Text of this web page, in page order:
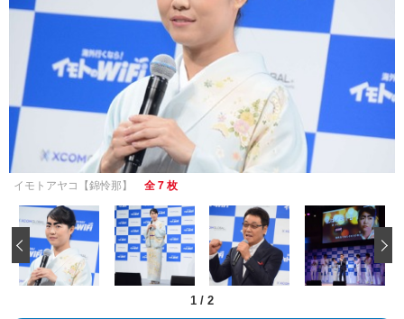
イモトアヤコ【錦怜那】 全 7 枚
1 / 2
‹